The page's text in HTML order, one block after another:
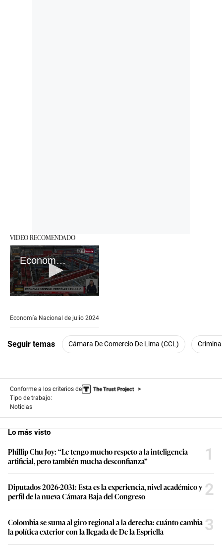
VIDEO RECOMENDADO
Economía Nacional de julio 2024
of
Economía Nacional de julio 2024
Seguir temas Cámara De Comercio De Lima (CCL)
Conforme a los criterios de
Tipo de trabajo:
Noticias
Lo más visto
Phillip Chu Joy: “Le tengo mucho respeto a la inteligencia
artificial, pero también mucha desconfianza”
1
Diputados 2026-2031: Esta es la experiencia, nivel académico y
perfil de la nueva Cámara Baja del Congreso
2
Colombia se suma al giro regional a la derecha: cuánto cambia
la política exterior con la llegada de De la Espriella
3